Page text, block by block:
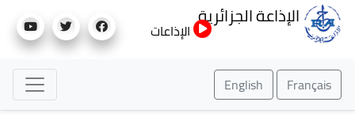
إلى
الإذاعة الجزائرية
الإذاعات
Français
English